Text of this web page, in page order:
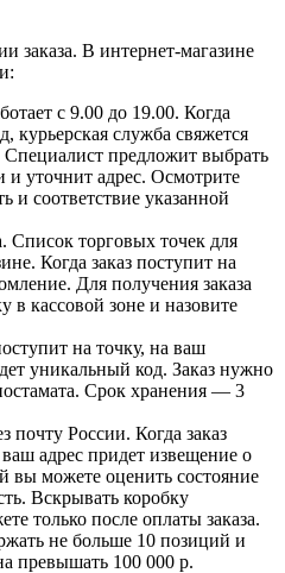
заказа. В интернет-магазине
с 9.00 до 19.00. Когда
курьерская служба свяжется
Специалист предложит выбрать
и уточнит адрес. Осмотрите
и соответствие указанной
Список торговых точек для
Когда заказ поступит на
Для получения заказа
в кассовой зоне и назовите
на точку, на ваш
уникальный код. Заказ нужно
Срок хранения — 3
почту России. Когда заказ
адрес придет извещение о
вы можете оценить состояние
Вскрывать коробку
только после оплаты заказа.
не больше 10 позиций и
превышать 100 000 р.